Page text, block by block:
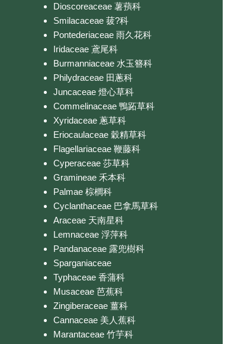
Dioscoreaceae 薯蕷科
Smilacaceae 菝?科
Pontederiaceae 雨久花科
Iridaceae 鳶尾科
Burmanniaceae 水玉簪科
Philydraceae 田蔥科
Juncaceae 燈心草科
Commelinaceae 鴨跖草科
Xyridaceae 蔥草科
Eriocaulaceae 穀精草科
Flagellariaceae 鞭藤科
Cyperaceae 莎草科
Gramineae 禾本科
Palmae 棕櫚科
Cyclanthaceae 巴拿馬草科
Araceae 天南星科
Lemnaceae 浮萍科
Pandanaceae 露兜樹科
Sparganiaceae
Typhaceae 香蒲科
Musaceae 芭蕉科
Zingiberaceae 薑科
Cannaceae 美人蕉科
Marantaceae 竹芋科